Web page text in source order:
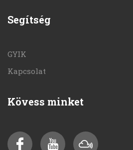
Segítség
GYIK
Kapcsolat
Kövess minket